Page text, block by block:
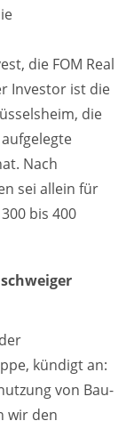
die FOM Real
Investor ist die
die
Nach
sei allein für
bis 400
kündigt an:
von Bau-
wir den